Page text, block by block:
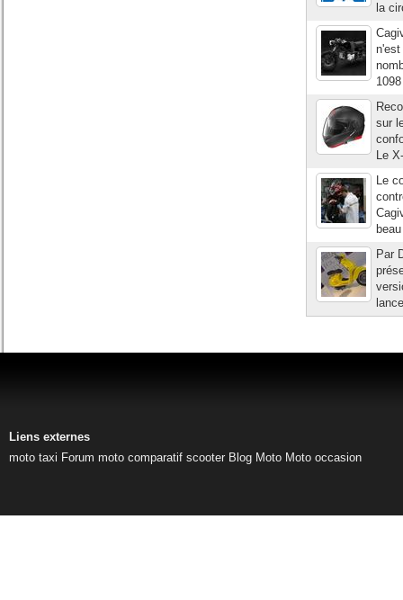
la
n'est
sur
Le
Le
Par
Liens externes
moto taxi Forum moto comparatif scooter Blog Moto Moto occasion